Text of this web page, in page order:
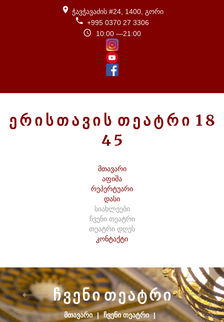
ჭავჭავაძის #24, 1400, გორი
+995 0370 27 3306
10:00 —21:00
ᲔᲠᲘᲡᲗᲐᲕᲘᲡ ᲗᲔᲐᲢᲠᲘ 1 8
45
მთავარი
აფიშა
რეპერტუარი
დასი
სიახლეები
ჩვენი თეატრი
თეატრი დღეს
კონტაქტი
ᲩᲕᲔᲜᲘ ᲗᲔᲐᲢᲠᲘ
ᲛᲗᲐᲕᲐᲠᲘ | ᲩᲕᲔᲜᲘ ᲗᲔᲐᲢᲠᲘ |